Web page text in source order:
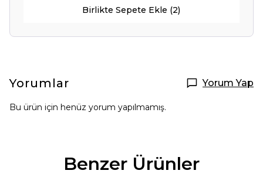
Birlikte Sepete Ekle (2)
Yorumlar Yorum Yap
Bu ürün için henüz yorum yapılmamış.
Benzer Ürünler